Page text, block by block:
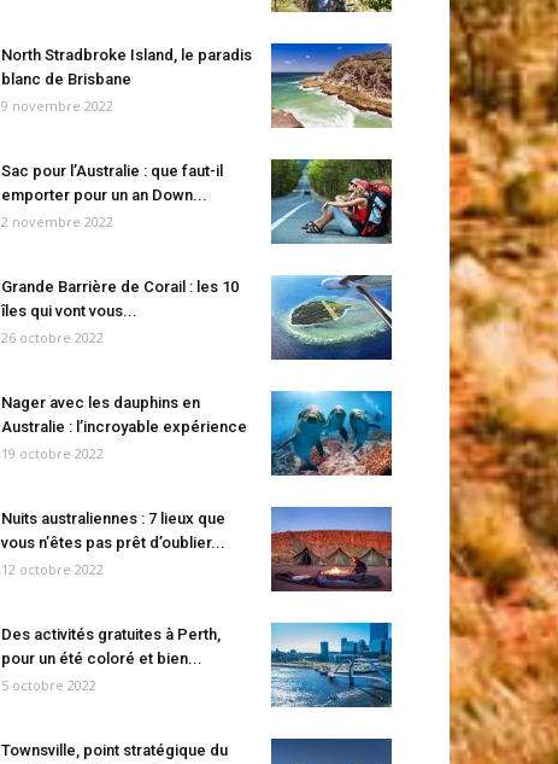
North Stradbroke Island, le paradis
blanc de Brisbane
9 novembre 2022
Sac pour l’Australie : que faut-il
emporter pour un an Down...
2 novembre 2022
Grande Barrière de Corail : les 10
îles qui vont vous...
26 octobre 2022
Nager avec les dauphins en
Australie : l’incroyable expérience
19 octobre 2022
Nuits australiennes : 7 lieux que
vous n’êtes pas prêt d’oublier...
12 octobre 2022
Des activités gratuites à Perth,
pour un été coloré et bien...
5 octobre 2022
Townsville, point stratégique du